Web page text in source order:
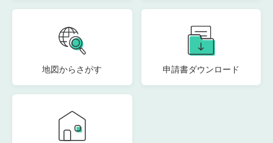
地図からさがす 申請書ダウンロード